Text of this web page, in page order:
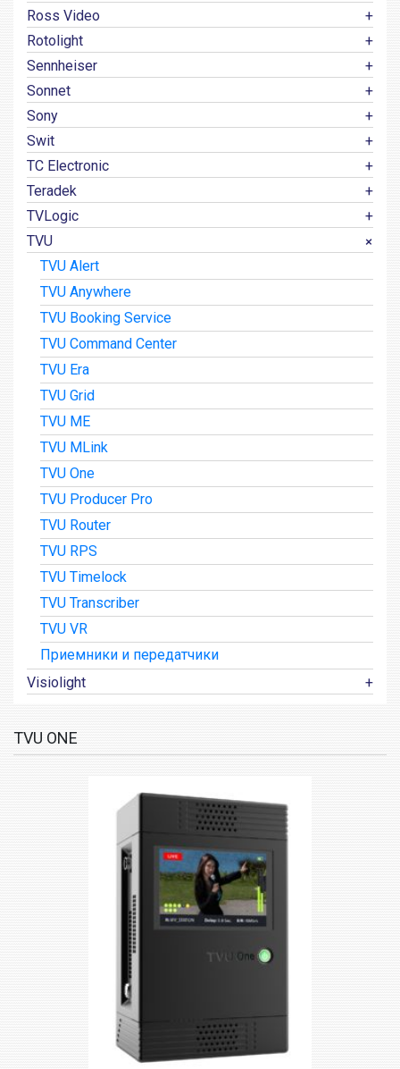
Ross Video
Rotolight
Sennheiser
Sonnet
Sony
Swit
TC Electronic
Teradek
TVLogic
TVU
TVU Alert
TVU Anywhere
TVU Booking Service
TVU Command Center
TVU Era
TVU Grid
TVU ME
TVU MLink
TVU One
TVU Producer Pro
TVU Router
TVU RPS
TVU Timelock
TVU Transcriber
TVU VR
Приемники и передатчики
Visiolight
TVU ONE